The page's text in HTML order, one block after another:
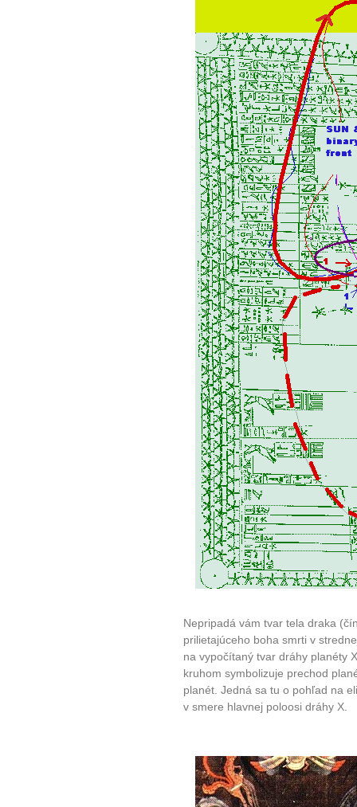
10 tipů
...
Máte pocit, že jste unaveni
Nepripadá vám tvar tela draka
prilietajúceho boha smrti v
na vypočítaný tvar dráhy planéty
kruhom symbolizuje prechod
planét. Jedná sa tu o pohľad na
v smere hlavnej poloosi dráhy X.